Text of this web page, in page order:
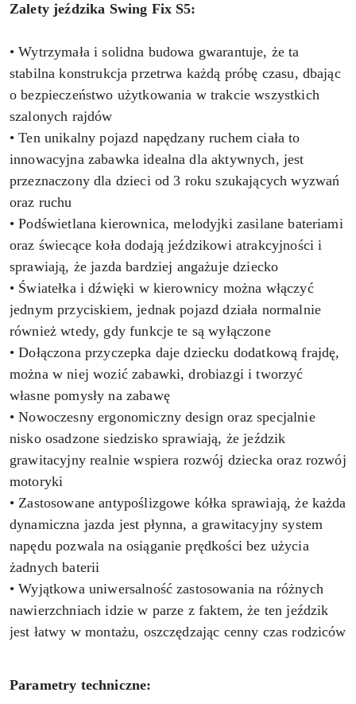
Zalety jeździka Swing Fix S5:
• Wytrzymała i solidna budowa gwarantuje, że ta
stabilna konstrukcja przetrwa każdą próbę czasu, dbając
o bezpieczeństwo użytkowania w trakcie wszystkich
szalonych rajdów
• Ten unikalny pojazd napędzany ruchem ciała to
innowacyjna zabawka idealna dla aktywnych, jest
przeznaczony dla dzieci od 3 roku szukających wyzwań
oraz ruchu
• Podświetlana kierownica, melodyjki zasilane bateriami
oraz świecące koła dodają jeździkowi atrakcyjności i
sprawiają, że jazda bardziej angażuje dziecko
• Światełka i dźwięki w kierownicy można włączyć
jednym przyciskiem, jednak pojazd działa normalnie
również wtedy, gdy funkcje te są wyłączone
• Dołączona przyczepka daje dziecku dodatkową frajdę,
można w niej wozić zabawki, drobiazgi i tworzyć
własne pomysły na zabawę
• Nowoczesny ergonomiczny design oraz specjalnie
nisko osadzone siedzisko sprawiają, że jeździk
grawitacyjny realnie wspiera rozwój dziecka oraz rozwój
motoryki
• Zastosowane antypoślizgowe kółka sprawiają, że każda
dynamiczna jazda jest płynna, a grawitacyjny system
napędu pozwala na osiąganie prędkości bez użycia
żadnych baterii
• Wyjątkowa uniwersalność zastosowania na różnych
nawierzchniach idzie w parze z faktem, że ten jeździk
jest łatwy w montażu, oszczędzając cenny czas rodziców
Parametry techniczne: